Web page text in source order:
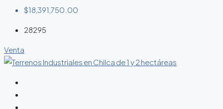
$18,391,750.00
28295
Venta